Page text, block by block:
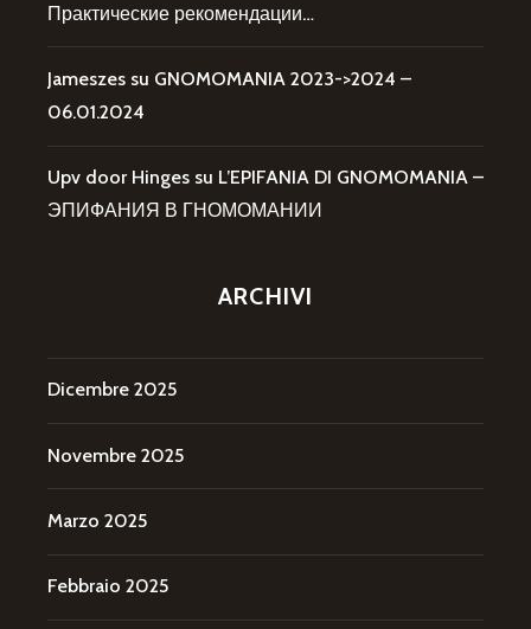
Практические рекомендации…
Jameszes su GNOMOMANIA 2023->2024 –
06.01.2024
Upv door Hinges su L’EPIFANIA DI GNOMOMANIA –
ЭПИФАНИЯ В ГНОМОМАНИИ
ARCHIVI
Dicembre 2025
Novembre 2025
Marzo 2025
Febbraio 2025